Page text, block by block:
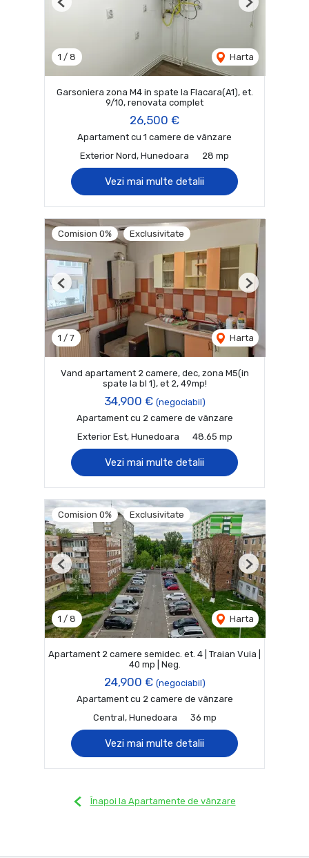
1 / 8 Harta
Previous Next
Garsoniera zona M4 in spate la Flacara(A1), et.
9/10, renovata complet
26,500 €
Apartament cu 1 camere de vânzare
Exterior Nord, Hunedoara
28 mp
Vezi mai multe detalii
Comision 0% Exclusivitate
1 / 7 Harta
Previous Next
Vand apartament 2 camere, dec, zona M5(in
spate la bl 1), et 2, 49mp!
34,900 € (negociabil)
Apartament cu 2 camere de vânzare
Exterior Est, Hunedoara
48.65 mp
Vezi mai multe detalii
Comision 0% Exclusivitate
1 / 8 Harta
Previous Next
Apartament 2 camere semidec. et. 4 | Traian Vuia |
40 mp | Neg.
24,900 € (negociabil)
Apartament cu 2 camere de vânzare
Central, Hunedoara
36 mp
Vezi mai multe detalii
Înapoi la Apartamente de vânzare